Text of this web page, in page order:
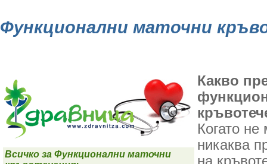
Функционални маточни
Всичко за Функционални маточни
Какво
Когато
никаква